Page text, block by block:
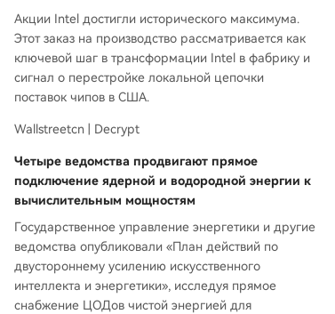
Акции Intel достигли исторического максимума.
Этот заказ на производство рассматривается как
ключевой шаг в трансформации Intel в фабрику и
сигнал о перестройке локальной цепочки
поставок чипов в США.
Wallstreetcn | Decrypt
Четыре ведомства продвигают прямое
подключение ядерной и водородной энергии к
вычислительным мощностям
Государственное управление энергетики и другие
ведомства опубликовали «План действий по
двустороннему усилению искусственного
интеллекта и энергетики», исследуя прямое
снабжение ЦОДов чистой энергией для